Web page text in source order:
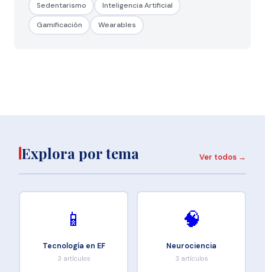
Sedentarismo Inteligencia Artificial
Gamificación Wearables
Explora por tema Ver todos →
📱
Tecnología en EF
3 artículos
🧠
Neurociencia
3 artículos